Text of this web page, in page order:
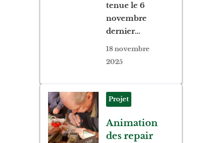
tenue le 6
novembre
dernier…
18 novembre
2025
Animation
des repair
Projet